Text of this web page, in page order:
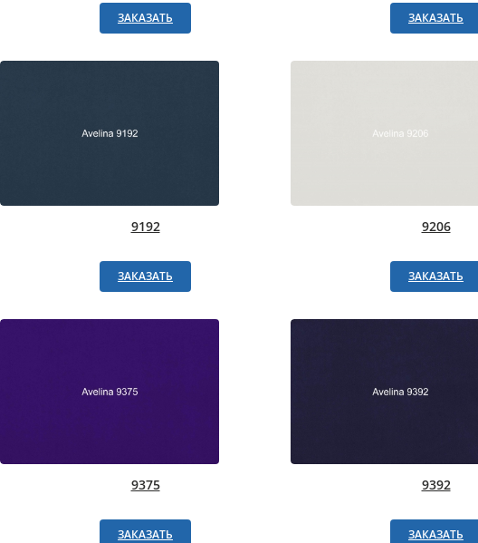
ЗАКАЗАТЬ ЗАКАЗАТЬ
9192
ЗАКАЗАТЬ
9206
ЗАКАЗАТЬ
9375
ЗАКАЗАТЬ
9392
ЗАКАЗАТЬ